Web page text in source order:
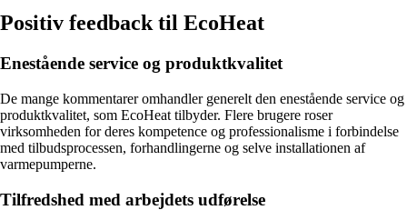
Positiv feedback til EcoHeat
Enestående service og produktkvalitet
De mange kommentarer omhandler generelt den enestående service og
produktkvalitet, som EcoHeat tilbyder. Flere brugere roser
virksomheden for deres kompetence og professionalisme i forbindelse
med tilbudsprocessen, forhandlingerne og selve installationen af
varmepumperne.
Tilfredshed med arbejdets udførelse